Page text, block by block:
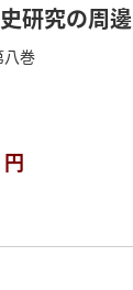
研究の周邊
巻